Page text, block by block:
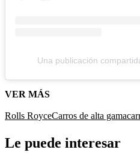
Una publicación
VER MÁS
Rolls RoyceCarros de alta gama
Le puede interesar